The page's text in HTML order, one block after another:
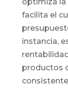
facilita el
instancia,
productos